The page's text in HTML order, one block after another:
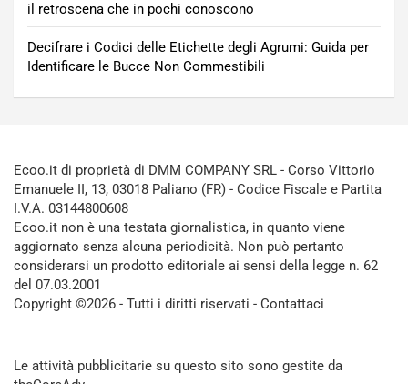
il retroscena che in pochi conoscono
Decifrare i Codici delle Etichette degli Agrumi: Guida per
Identificare le Bucce Non Commestibili
Ecoo.it di proprietà di DMM COMPANY SRL - Corso Vittorio
Emanuele II, 13, 03018 Paliano (FR) - Codice Fiscale e Partita
I.V.A. 03144800608
Ecoo.it non è una testata giornalistica, in quanto viene
aggiornato senza alcuna periodicità. Non può pertanto
considerarsi un prodotto editoriale ai sensi della legge n. 62
del 07.03.2001
Copyright ©2026 - Tutti i diritti riservati - Contattaci
Le attività pubblicitarie su questo sito sono gestite da